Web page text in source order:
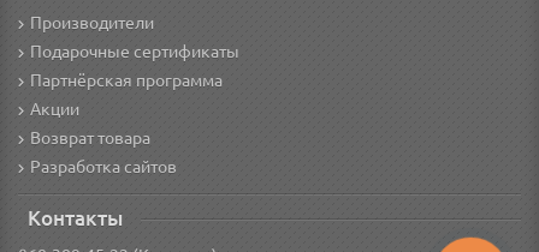
Производители
Подарочные сертификаты
Партнёрская программа
Акции
Возврат товара
Разработка сайтов
Контакты